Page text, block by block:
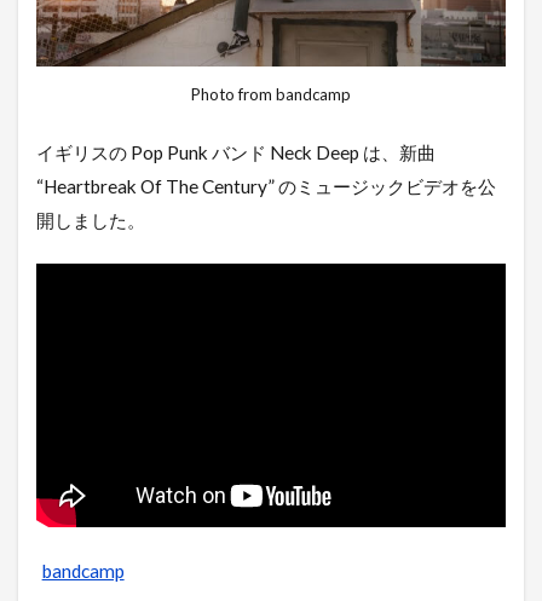
Photo from bandcamp
イギリスの Pop Punk バンド Neck Deep は、新曲
“Heartbreak Of The Century” のミュージックビデオを公
開しました。
bandcamp